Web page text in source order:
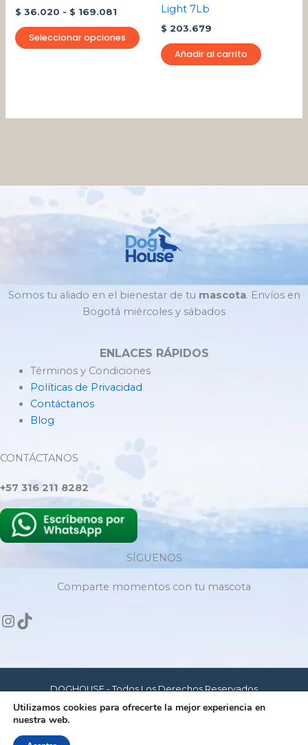
$ 36.020 - $ 169.081
Seleccionar opciones
la
página
Light 7Lb
$ 203.679
Añadir al carrito
Somos tu aliado en el bienestar de tu mascota. Envíos en
Bogotá miércoles y sábados
ENLACES RÁPIDOS
Términos y Condiciones
Políticas de Privacidad
Contáctanos
Blog
CONTÁCTANOS
+57 316 211 8282
SÍGUENOS
Comparte momentos con tu mascota
DOGHOUSE - Todos Los Derechos Reservados
Hecho con amor para mascotas felices
Utilizamos cookies para ofrecerte la mejor experiencia en
nuestra web.